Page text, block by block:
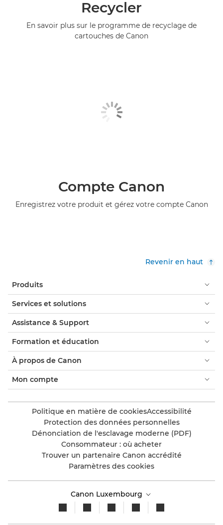
Recycler
En savoir plus sur le programme de recyclage de
cartouches de Canon
Compte Canon
Enregistrez votre produit et gérez votre compte Canon
Revenir en haut
Produits
Services et solutions
Assistance & Support
Formation et éducation
À propos de Canon
Mon compte
Politique en matière de cookiesAccessibilité
Protection des données personnelles
Dénonciation de l'esclavage moderne (PDF)
Consommateur : où acheter
Trouver un partenaire Canon accrédité
Paramètres des cookies
Canon Luxembourg